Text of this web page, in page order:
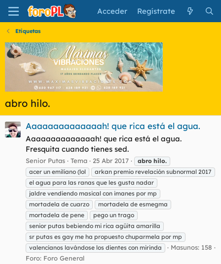
Acceder Regístrate
Etiquetas
abro hilo.
Aaaaaaaaaaaaaah! que rica está el agua.
Aaaaaaaaaaaaaah! que rica está el agua.
Fresquita cuando tienes sed.
Senior Putas Tema 25 Abr 2017 abro hilo.
acer un emiliano (lol
arkan premio revelación subnormal 2017
el agua para las ranas que les gusta nadar
jaldre vendiendo masical con imanes por mp
mortadela de cuarzo
mortadela de esmegma
mortadela de pene
pego un trago
senior putas bebiendo mi rica agüita amarilla
sr putas es gay me ha propuesto chuparmela por mp
valencianos lavándose los dientes con mirinda
Masunos: 158
Foro: Foro General